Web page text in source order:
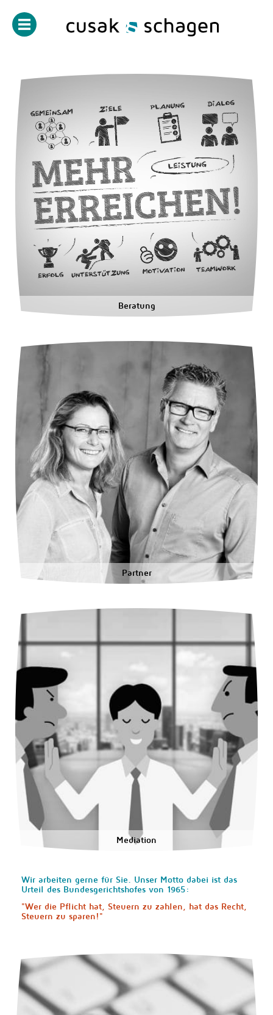
Beratung
Partner
Mediation
Wir arbeiten gerne für Sie. Unser Motto dabei ist das
Urteil des Bundesgerichtshofes von 1965:
"Wer die Pflicht hat, Steuern zu zahlen, hat das Recht,
Steuern zu sparen!"